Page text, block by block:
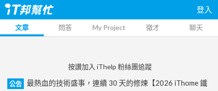
登入
文章 問答 My Project 徵才 聊天
按讚加入 iThelp 粉絲團追蹤
公告
最熱血的技術盛事，連續 30 天的修煉【2026 iThome 鐵